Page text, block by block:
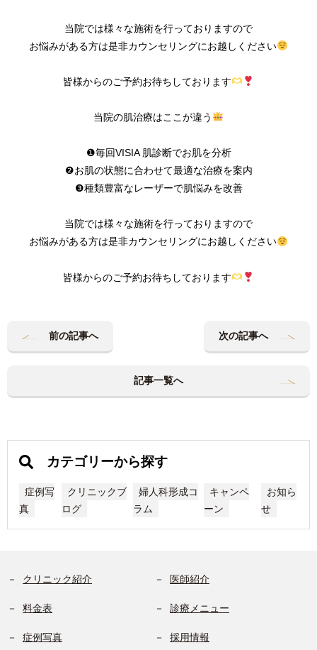
当院では様々な施術を行っておりますので
お悩みがある方は是非カウンセリングにお越しください
皆様からのご予約お待ちしております
当院の肌治療はここが違う
❶毎回VISIA 肌診断でお肌を分析
❷お肌の状態に合わせて最適な治療を案内
❸種類豊富なレーザーで肌悩みを改善
当院では様々な施術を行っておりますので
お悩みがある方は是非カウンセリングにお越しください
皆様からのご予約お待ちしております
前の記事へ 次の記事へ
記事一覧へ
カテゴリーから探す
症例写
真
クリニックブ
ログ
婦人科形成コ
ラム
キャンペ
ーン
お知ら
せ
クリニック紹介 医師紹介
料金表 診療メニュー
症例写真 採用情報